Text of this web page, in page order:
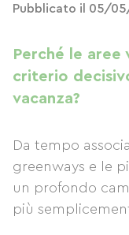
Pubblicato il 05/
Perché le
criterio
vacanza?
Da tempo
greenways e le
un profondo
più